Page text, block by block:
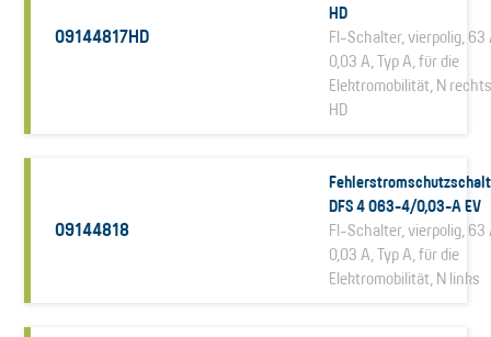
09144817HD
HD
FI-Schalter, vierpolig, 63
0,03 A, Typ A, für die
Elektromobilität, N
HD
09144818
DFS 4 063-4/0,03-A EV
FI-Schalter, vierpolig, 63
0,03 A, Typ A, für die
Elektromobilität, N links